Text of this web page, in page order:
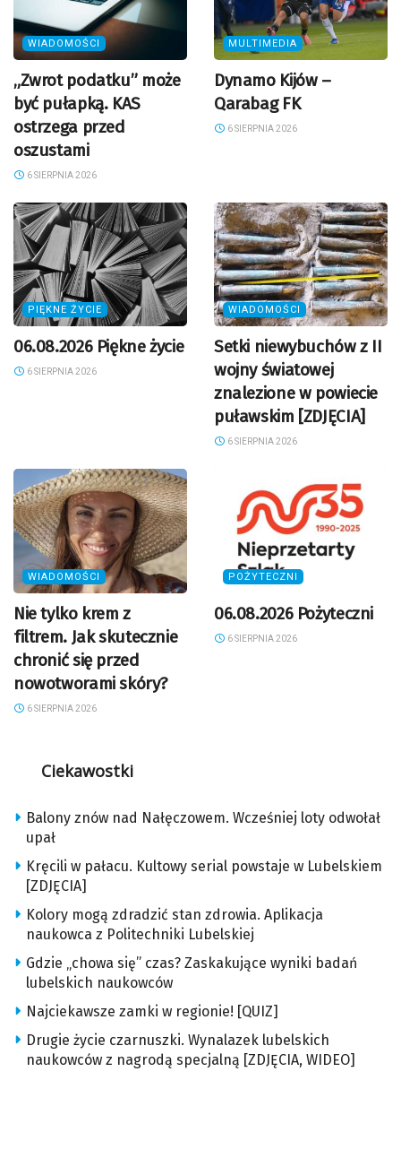
WIADOMOŚCI
„Zwrot podatku” może
być pułapką. KAS
ostrzega przed
oszustami
6 SIERPNIA 2026
MULTIMEDIA
Dynamo Kijów –
Qarabag FK
6 SIERPNIA 2026
PIĘKNE ŻYCIE
06.08.2026 Piękne życie
6 SIERPNIA 2026
WIADOMOŚCI
Setki niewybuchów z II
wojny światowej
znalezione w powiecie
puławskim [ZDJĘCIA]
6 SIERPNIA 2026
WIADOMOŚCI
Nie tylko krem z
filtrem. Jak skutecznie
chronić się przed
nowotworami skóry?
6 SIERPNIA 2026
POŻYTECZNI
06.08.2026 Pożyteczni
6 SIERPNIA 2026
Ciekawostki
Balony znów nad Nałęczowem. Wcześniej loty odwołał
upał
Kręcili w pałacu. Kultowy serial powstaje w Lubelskiem
[ZDJĘCIA]
Kolory mogą zdradzić stan zdrowia. Aplikacja
naukowca z Politechniki Lubelskiej
Gdzie „chowa się” czas? Zaskakujące wyniki badań
lubelskich naukowców
Najciekawsze zamki w regionie! [QUIZ]
Drugie życie czarnuszki. Wynalazek lubelskich
naukowców z nagrodą specjalną [ZDJĘCIA, WIDEO]